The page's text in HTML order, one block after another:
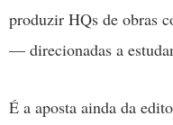
produzir HQs de obras
— direcionadas a
É a aposta ainda da